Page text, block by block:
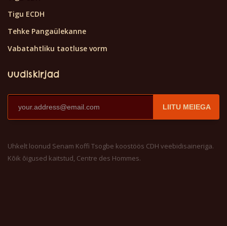
Tigu ECDH
Tehke Pangaülekanne
Vabatahtliku taotluse vorm
uudiskirjad
LIITU MEIEGA
Uhkelt loonud Senam Koffi Tsogbe koostöös CDH veebidisaineriga.
Kõik õigused kaitstud, Centre des Hommes.